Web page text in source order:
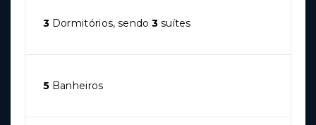
3 Dormitórios, sendo3 suítes
5 Banheiros